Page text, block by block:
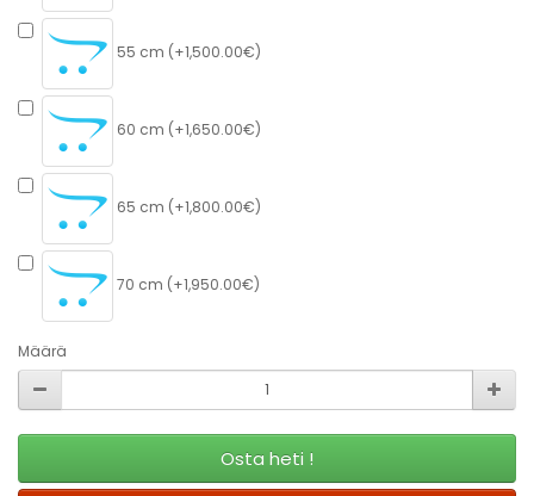
55 cm (+1,500.00€)
60 cm (+1,650.00€)
65 cm (+1,800.00€)
70 cm (+1,950.00€)
Määrä
Osta heti !